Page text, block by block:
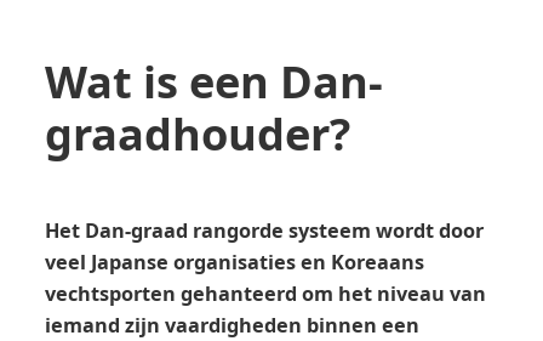
Wat is een Dan-
graadhouder?
Het Dan-graad rangorde systeem wordt door
veel Japanse organisaties en Koreaans
vechtsporten gehanteerd om het niveau van
iemand zijn vaardigheden binnen een